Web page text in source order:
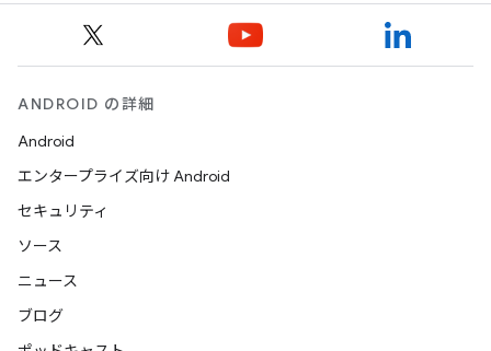
ANDROID の詳細
Android
エンタープライズ向け Android
セキュリティ
ソース
ニュース
ブログ